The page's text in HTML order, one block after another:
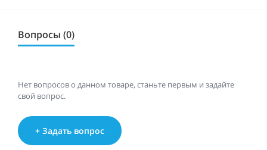
Вопросы (0)
Нет вопросов о данном товаре, станьте первым и задайте
свой вопрос.
+ Задать вопрос